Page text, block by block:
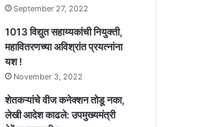
September 27, 2022
1013 विद्युत सहाय्यकांची नियुक्ती,
महावितरणच्या अविश्रांत प्रयत्नांना
यश !
November 3, 2022
शेतकऱ्यांचे वीज कनेक्शन तोडू नका,
लेखी आदेश काढले: उपमुख्यमंत्री